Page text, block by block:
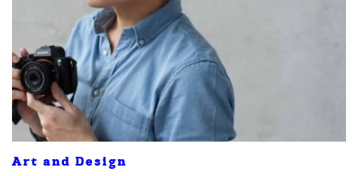
Art and Design
ค้นหา
SHARE TWEET